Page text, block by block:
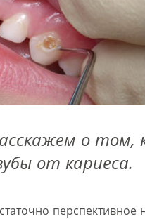
о том,
от кариеса.
перспективное